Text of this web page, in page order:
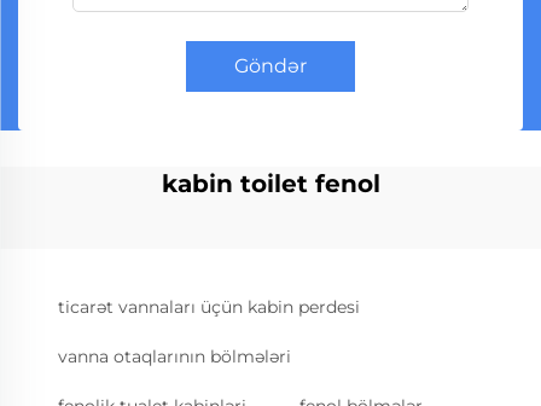
Göndər
kabin toilet fenol
ticarət vannaları üçün kabin perdesi
vanna otaqlarının bölmələri